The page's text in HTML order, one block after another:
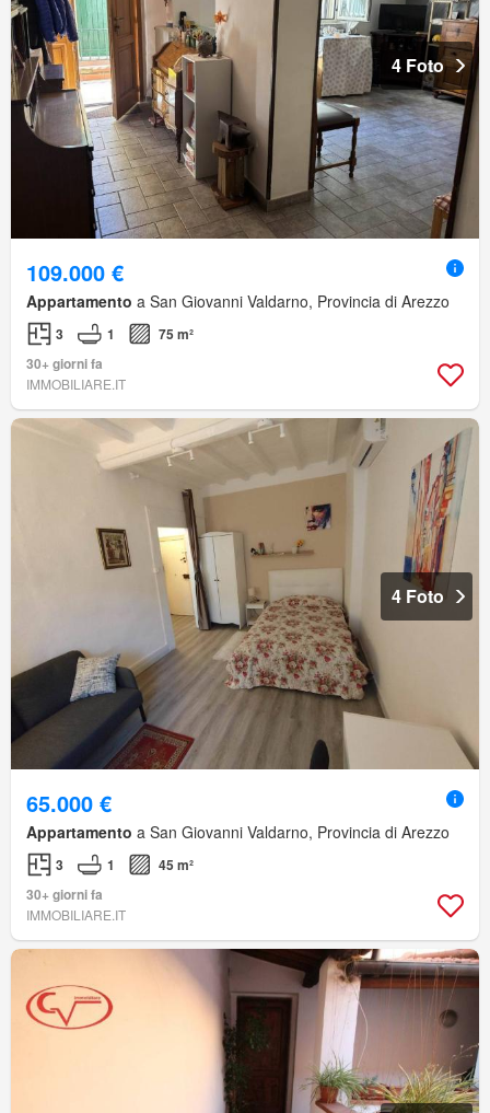
4 Foto
109.000 €
Appartamento a San Giovanni Valdarno, Provincia di Arezzo
3 1
75 m²
30+ giorni fa
IMMOBILIARE.IT
4 Foto
65.000 €
Appartamento a San Giovanni Valdarno, Provincia di Arezzo
3 1
45 m²
30+ giorni fa
IMMOBILIARE.IT